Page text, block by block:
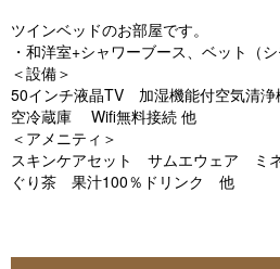
vi
o
u
s
ツインベッドのお部屋です。
・和洋室+シャワーブース、ベット（
＜設備＞
50インチ液晶TV 加湿機能付空気清
空冷蔵庫 Wifi無料接続 他
＜アメニティ＞
スキンケアセット サムエウェア ミ
ぐり茶 果汁100％ドリンク 他